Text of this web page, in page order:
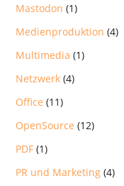
Mastodon (1)
Medienproduktion (4)
Multimedia (1)
Netzwerk (4)
Office (11)
OpenSource (12)
PDF (1)
PR und Marketing (4)